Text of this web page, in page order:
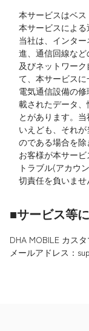
本サービスはベ
本サービスによる
当社は、インタ
進、通信回線な
及びネットワー
て、本サービスに
電気通信設備の
載されたデータ
とがあります。
いえども、それ
のである場合を除
お客様が本サー
トラブル(アカウ
切責任を負いませ
■サービス等
DHA MOBILE カス
メールアドレス：